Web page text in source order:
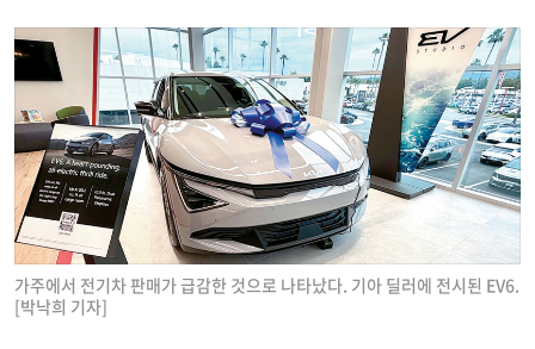
가주에서 전기차 판매가 급감한 것으로 나타났다. 기아 딜러에 전시된 EV6.
[박낙희 기자]